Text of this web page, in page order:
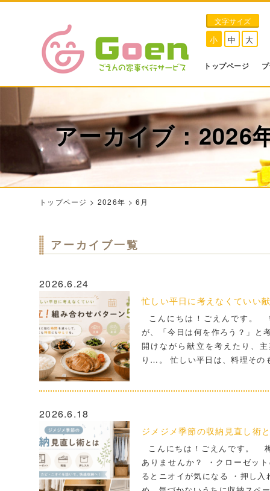
文字サイズ
小 中 大
トップページ
アーカイブ：2026
トップページ > 2026年 >6月
アーカイブ一覧
2026.6.24
忙しい平日に考えなくていい
こんにちは！ごえんです。
が、「今日は何を作ろう？」と
開けながら献立を考えたり、
り…。 忙しい平日は、料理そ
2026.6.18
ジメジメ季節の収納見直し術
こんにちは！ごえんです。
ありませんか？ ・クローゼッ
るとニオイが気になる ・押し